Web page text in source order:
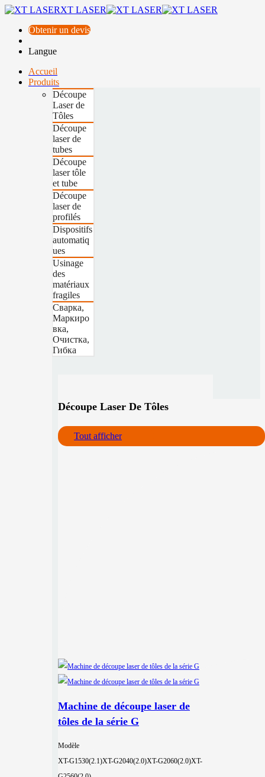
XT LASER
Obtenir un devis
Langue
Accueil
Produits
Découpe
Laser de
Tôles
Découpe
laser de
tubes
Découpe
laser tôle
et tube
Découpe
laser de
profilés
Dispositifs
automatiq
ues
Usinage
des
matériaux
fragiles
Сварка,
Маркиро
вка,
Очистка,
Гибка
Découpe Laser De Tôles
Tout afficher
Machine de découpe laser de
tôles de la série G
Modèle
XT-G1530(2.1)XT-G2040(2.0)XT-G2060(2.0)XT-